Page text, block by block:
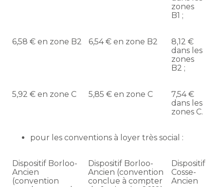
zones
B1 ;
6,58 € en zone B2 6,54 € en zone B2
8,12 €
dans les
zones
B2 ;
5,92 € en zone C 5,85 € en zone C
7,54 €
dans les
zones C.
pour les conventions à loyer très social :
Dispositif Borloo-
Ancien
(convention
Dispositif Borloo-
Ancien (convention
conclue à compter
Dispositif
Cosse-
Ancien